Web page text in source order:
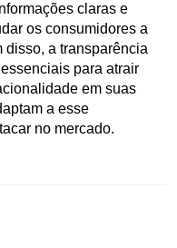
claras e
os consumidores a
disso, a transparência
para atrair
em suas
a esse
no mercado.